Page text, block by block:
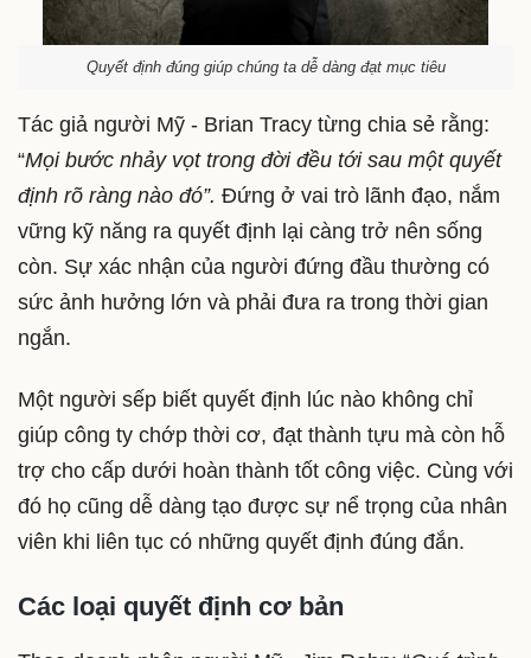
Quyết định đúng giúp chúng ta dễ dàng đạt mục tiêu
Tác giả người Mỹ - Brian Tracy từng chia sẻ rằng:
“Mọi bước nhảy vọt trong đời đều tới sau một quyết
định rõ ràng nào đó”. Đứng ở vai trò lãnh đạo, nắm
vững kỹ năng ra quyết định lại càng trở nên sống
còn. Sự xác nhận của người đứng đầu thường có
sức ảnh hưởng lớn và phải đưa ra trong thời gian
ngắn.
Một người sếp biết quyết định lúc nào không chỉ
giúp công ty chớp thời cơ, đạt thành tựu mà còn hỗ
trợ cho cấp dưới hoàn thành tốt công việc. Cùng với
đó họ cũng dễ dàng tạo được sự nể trọng của nhân
viên khi liên tục có những quyết định đúng đắn.
Các loại quyết định cơ bản